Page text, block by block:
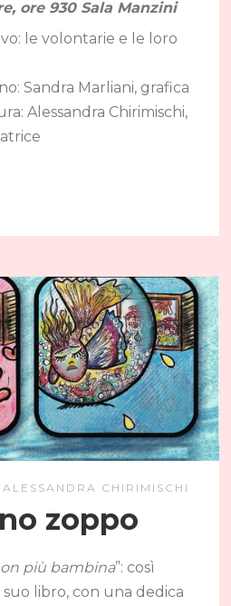
ore 930 Sala Manzini
le volontarie e le loro
Sandra Marliani, grafica
Alessandra Chirimischi,
ALESSANDRA CHIRIMISCHI
zoppo
più bambina”: così
suo libro, con una dedica